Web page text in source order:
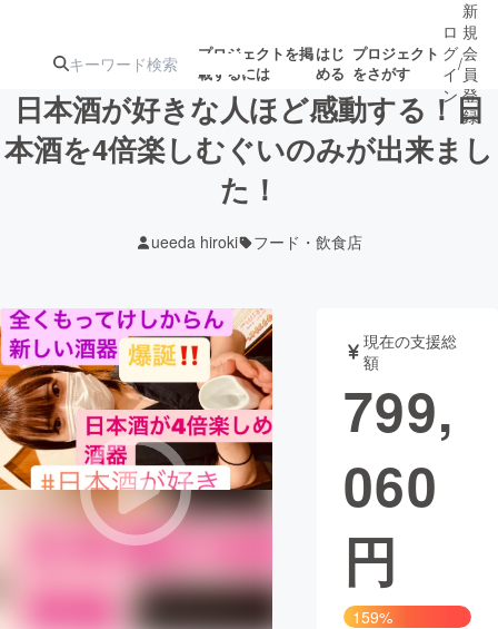
プロジェクトを掲
載するには
はじ
める
プロジェクト
をさがす
注目の新着プロ
テクノロジー・ガジェット
映像・映画 書籍・雑誌
ビジネス・起業 チャレンジ
まちづくり・地域活性化
CAMPFIRE Creation
ロ
グ
イ
ン
/
新
規
会
員
登
録
日本酒が好きな人ほど感動する！日
本酒を4倍楽しむぐいのみが出来まし
た！
ueeda hiroki フード・飲食店
現在の支援総
額
799,
060
円
159%